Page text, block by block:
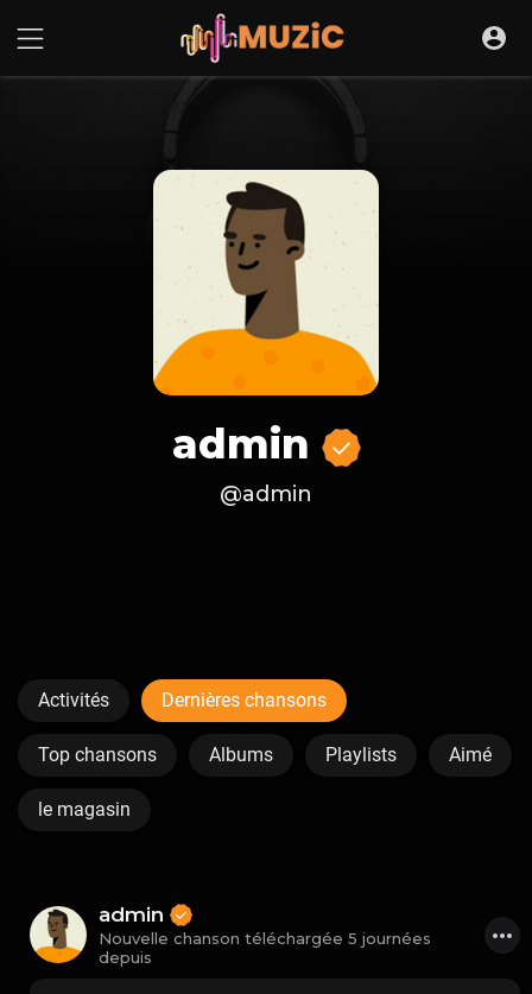
admin
@admin
Activités Dernières chansons
Top chansons Albums Playlists Aimé
le magasin
admin
Nouvelle chanson téléchargée 5 journées
depuis